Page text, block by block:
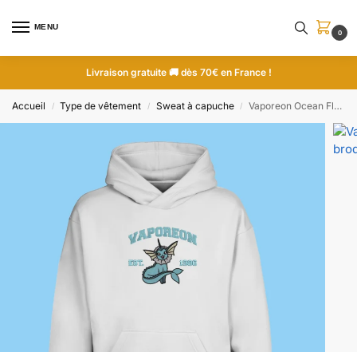
MENU
0
Livraison gratuite 🚚 dès 70€ en France !
Accueil / Type de vêtement / Sweat à capuche / Vaporeon Ocean Flow | Pokemon | Sweat à capuche brodé